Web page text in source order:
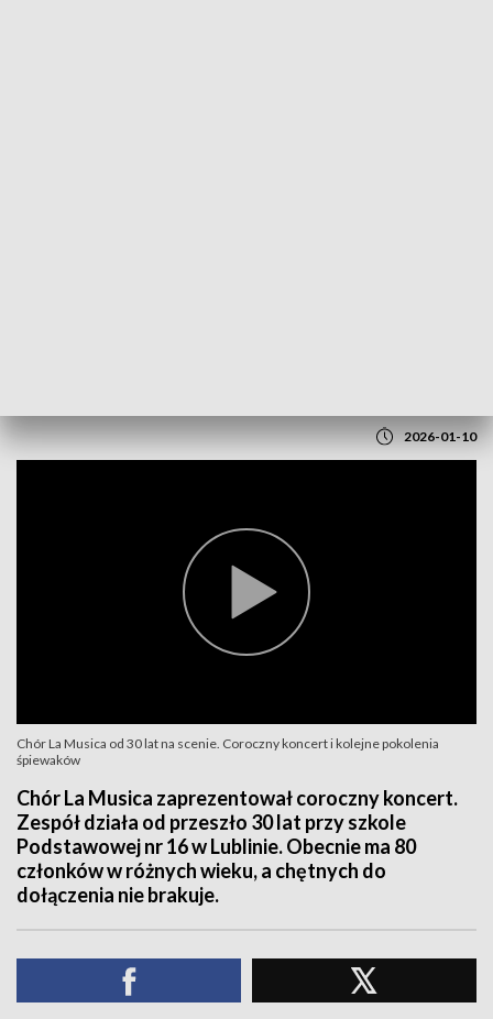
2026-01-10
Chór La Musica od 30 lat na scenie. Coroczny koncert i kolejne pokolenia
śpiewaków
Chór La Musica zaprezentował coroczny koncert.
Zespół działa od przeszło 30 lat przy szkole
Podstawowej nr 16 w Lublinie. Obecnie ma 80
członków w różnych wieku, a chętnych do
dołączenia nie brakuje.